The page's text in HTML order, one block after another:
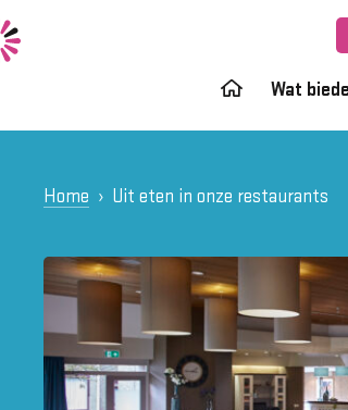
Wat
Home Uit eten in onze restaurants